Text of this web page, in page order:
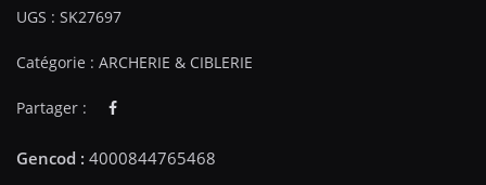
UGS : SK27697
Catégorie : ARCHERIE & CIBLERIE
Partager :